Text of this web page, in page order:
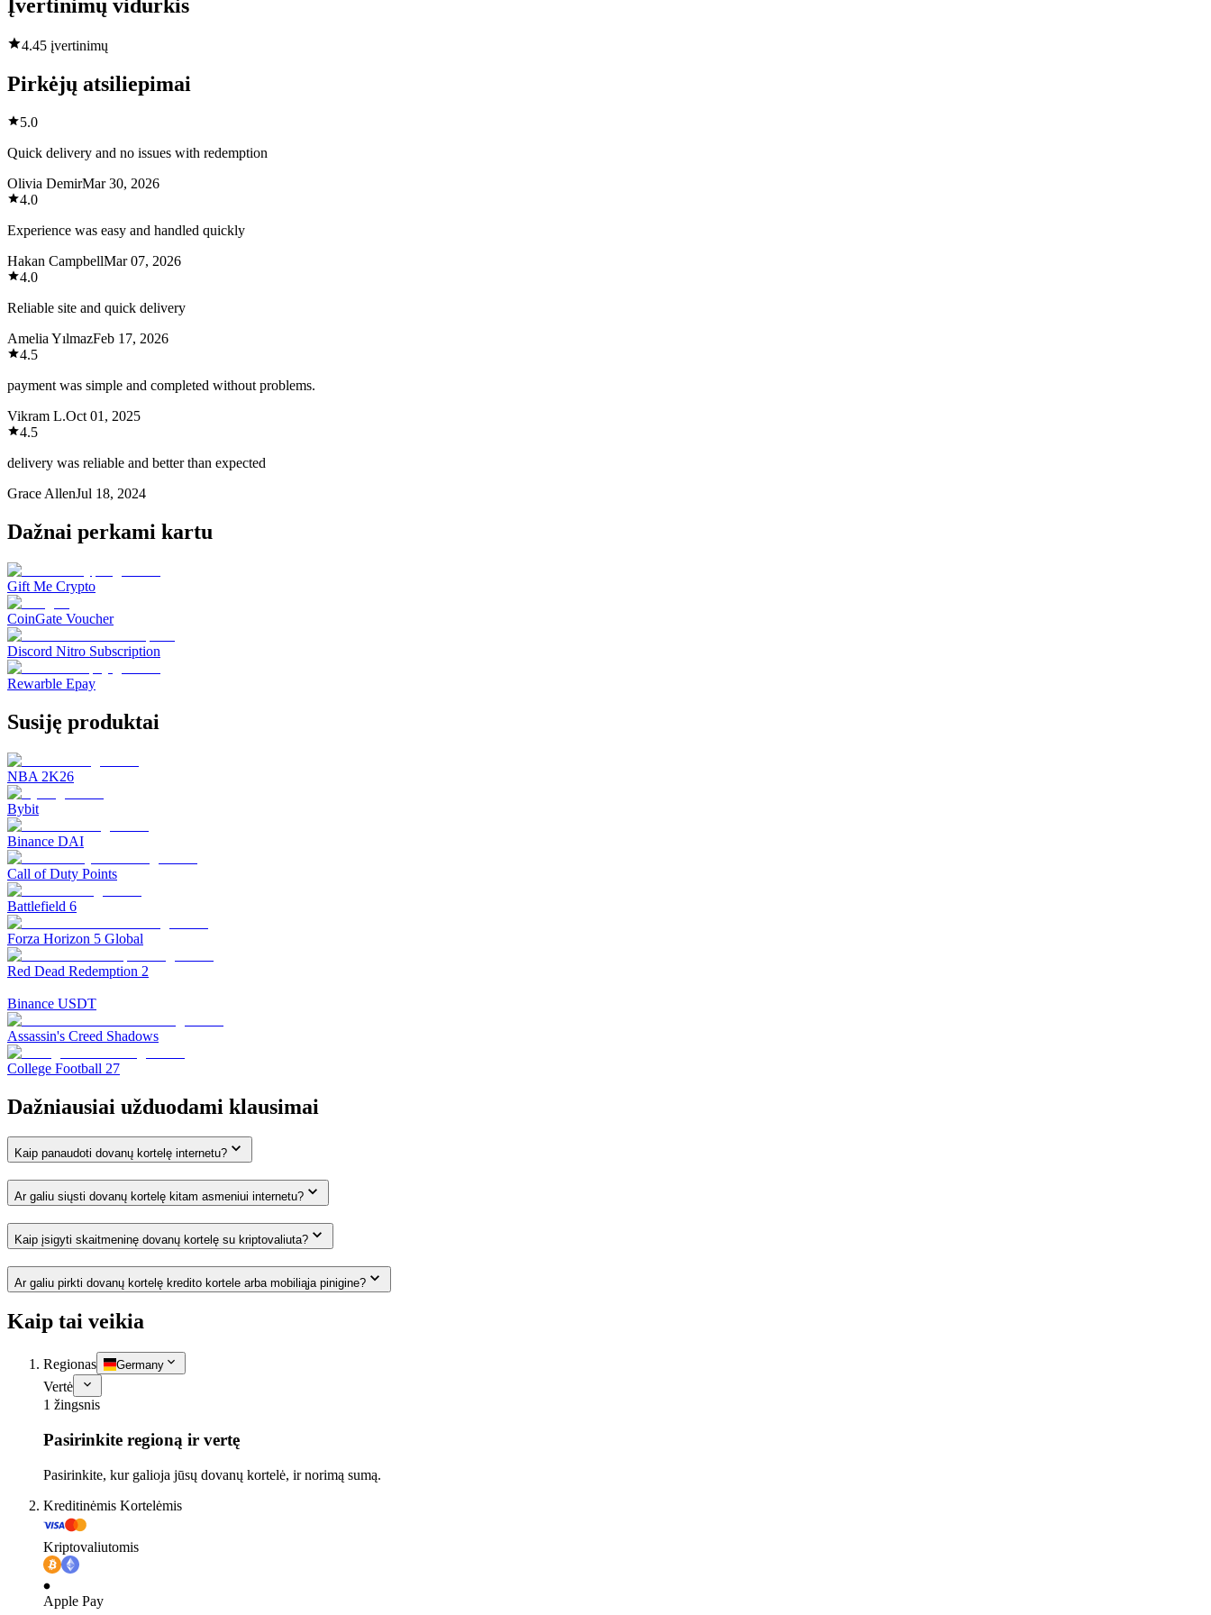
Įvertinimų vidurkis
4.45 įvertinimų
Pirkėjų atsiliepimai
5.0
Quick delivery and no issues with redemption
Olivia DemirMar 30, 2026
4.0
Experience was easy and handled quickly
Hakan CampbellMar 07, 2026
4.0
Reliable site and quick delivery
Amelia YılmazFeb 17, 2026
4.5
payment was simple and completed without problems.
Vikram L.Oct 01, 2025
4.5
delivery was reliable and better than expected
Grace AllenJul 18, 2024
Dažnai perkami kartu
Gift Me Crypto
CoinGate Voucher
Discord Nitro Subscription
Rewarble Epay
Susiję produktai
NBA 2K26
Bybit
Binance DAI
Call of Duty Points
Battlefield 6
Forza Horizon 5 Global
Red Dead Redemption 2
Binance USDT
Assassin's Creed Shadows
College Football 27
Dažniausiai užduodami klausimai
Kaip panaudoti dovanų kortelę internetu?
Ar galiu siųsti dovanų kortelę kitam asmeniui internetu?
Kaip įsigyti skaitmeninę dovanų kortelę su kriptovaliuta?
Ar galiu pirkti dovanų kortelę kredito kortele arba mobiliąja pinigine?
Kaip tai veikia
Regionas Germany
Vertė
1 žingsnis
Pasirinkite regioną ir vertę
Pasirinkite, kur galioja jūsų dovanų kortelė, ir norimą sumą.
Kreditinėmis Kortelėmis
Kriptovaliutomis
Apple Pay